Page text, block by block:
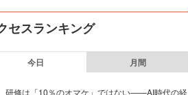
セスランキング
今日 月間
研修は「10％のオマケ」ではない——AI時代の経